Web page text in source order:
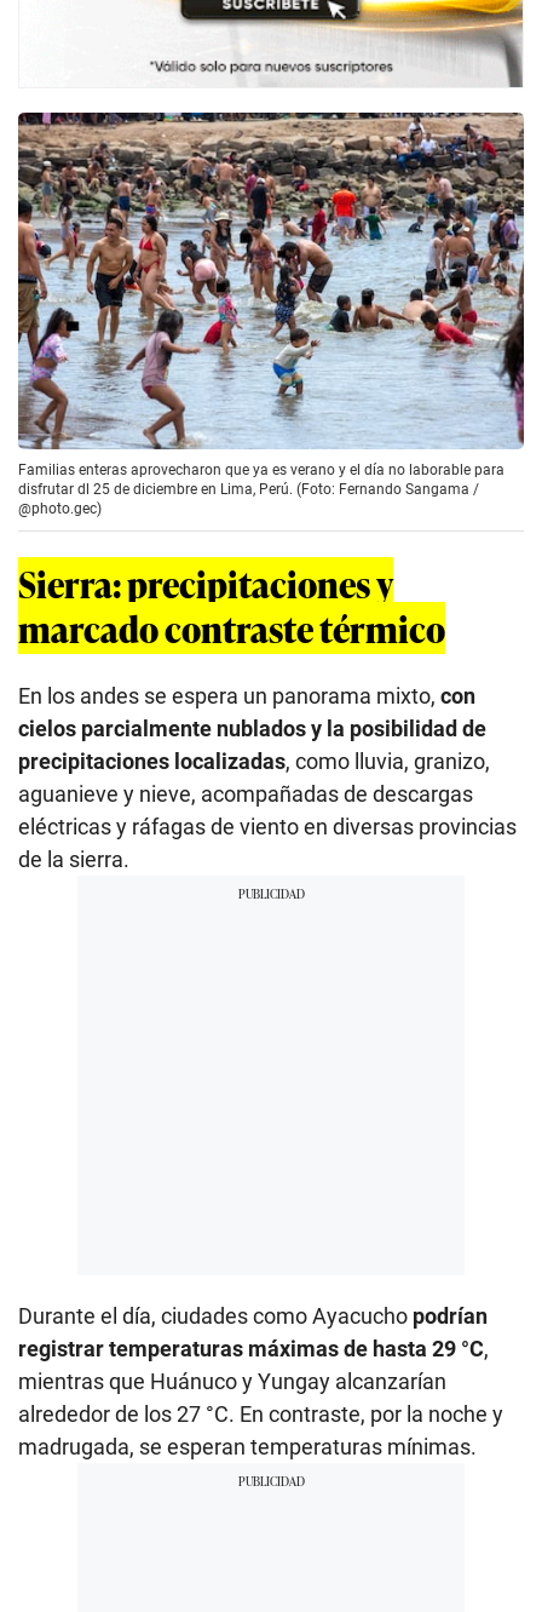
Familias enteras aprovecharon que ya es verano y el día no laborable para
disfrutar dl 25 de diciembre en Lima, Perú. (Foto: Fernando Sangama /
@photo.gec)
Sierra: precipitaciones y
marcado contraste térmico
En los andes se espera un panorama mixto, con
cielos parcialmente nublados y la posibilidad de
precipitaciones localizadas, como lluvia, granizo,
aguanieve y nieve, acompañadas de descargas
eléctricas y ráfagas de viento en diversas provincias
de la sierra.
Durante el día, ciudades como Ayacucho podrían
registrar temperaturas máximas de hasta 29 °C,
mientras que Huánuco y Yungay alcanzarían
alrededor de los 27 °C. En contraste, por la noche y
madrugada, se esperan temperaturas mínimas.